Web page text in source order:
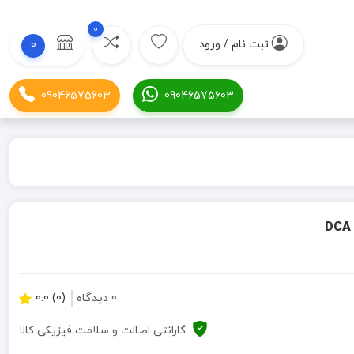
ثبت نام / ورود
0
0
09046575603
09046575603
0 دیدگاه (0) 0.0
گارانتی اصالت و سلامت فیزیکی کالا